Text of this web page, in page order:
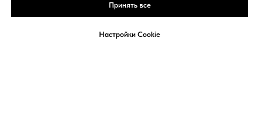
Принять все
Настройки Cookie